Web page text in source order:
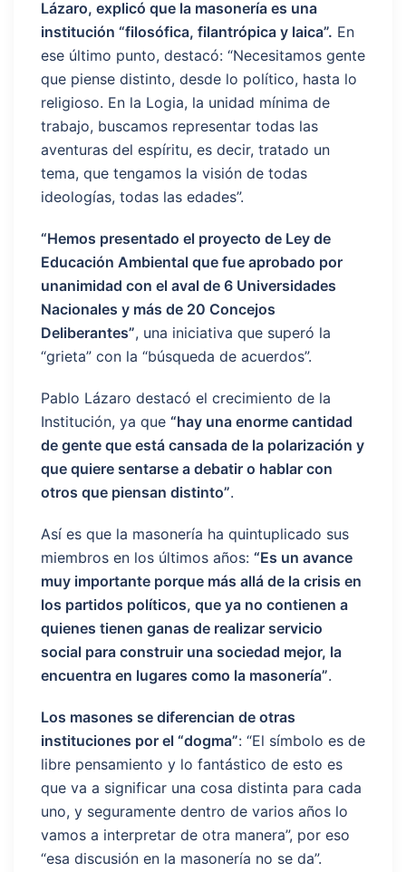
Lázaro, explicó que la masonería es una
institución “filosófica, filantrópica y laica”. En
ese último punto, destacó: “Necesitamos gente
que piense distinto, desde lo político, hasta lo
religioso. En la Logia, la unidad mínima de
trabajo, buscamos representar todas las
aventuras del espíritu, es decir, tratado un
tema, que tengamos la visión de todas
ideologías, todas las edades”.
“Hemos presentado el proyecto de Ley de
Educación Ambiental que fue aprobado por
unanimidad con el aval de 6 Universidades
Nacionales y más de 20 Concejos
Deliberantes”, una iniciativa que superó la
“grieta” con la “búsqueda de acuerdos”.
Pablo Lázaro destacó el crecimiento de la
Institución, ya que “hay una enorme cantidad
de gente que está cansada de la polarización y
que quiere sentarse a debatir o hablar con
otros que piensan distinto”.
Así es que la masonería ha quintuplicado sus
miembros en los últimos años: “Es un avance
muy importante porque más allá de la crisis en
los partidos políticos, que ya no contienen a
quienes tienen ganas de realizar servicio
social para construir una sociedad mejor, la
encuentra en lugares como la masonería”.
Los masones se diferencian de otras
instituciones por el “dogma”: “El símbolo es de
libre pensamiento y lo fantástico de esto es
que va a significar una cosa distinta para cada
uno, y seguramente dentro de varios años lo
vamos a interpretar de otra manera”, por eso
“esa discusión en la masonería no se da”.